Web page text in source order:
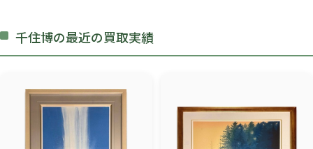
千住博の最近の買取実績